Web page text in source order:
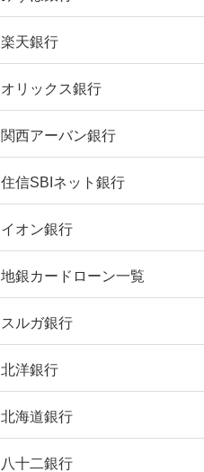
楽天銀行
オリックス銀行
関西アーバン銀行
住信SBIネット銀行
イオン銀行
地銀カードローン一覧
スルガ銀行
北洋銀行
北海道銀行
八十二銀行